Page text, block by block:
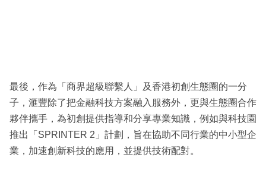
最後，作為「商界超級聯繫人」及香港初創生態圈的一分
子，滙豐除了把金融科技方案融入服務外，更與生態圈合作
夥伴攜手，為初創提供指導和分享專業知識，例如與科技園
推出「SPRINTER 2」計劃，旨在協助不同行業的中小型企
業，加速創新科技的應用，並提供技術配對。